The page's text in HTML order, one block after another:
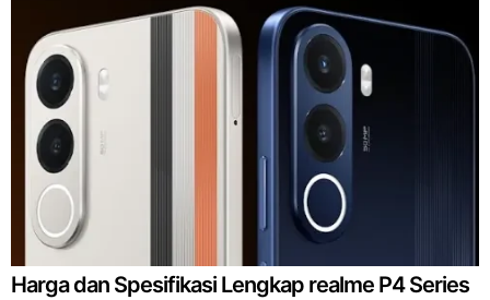
Harga dan Spesifikasi Lengkap realme P4 Series